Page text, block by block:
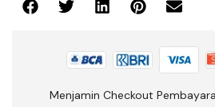
Menjamin Checkout